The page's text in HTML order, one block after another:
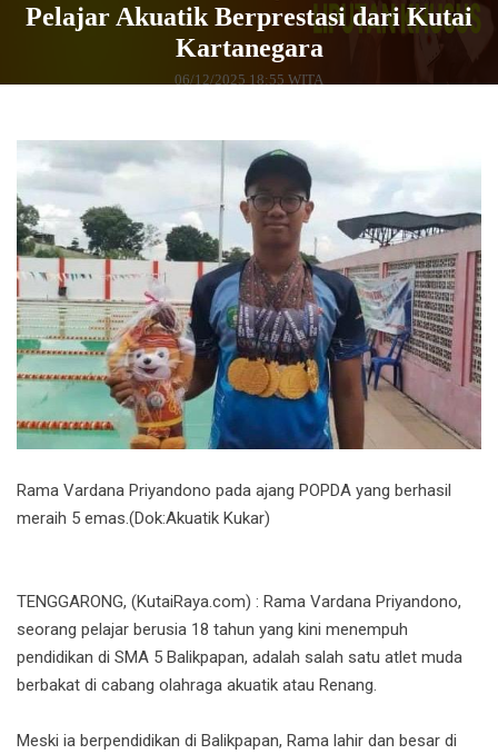
Pelajar Akuatik Berprestasi dari Kutai
Kartanegara
06/12/2025 18:55 WITA
Rama Vardana Priyandono pada ajang POPDA yang berhasil
meraih 5 emas.(Dok:Akuatik Kukar)
TENGGARONG, (KutaiRaya.com) : Rama Vardana Priyandono,
seorang pelajar berusia 18 tahun yang kini menempuh
pendidikan di SMA 5 Balikpapan, adalah salah satu atlet muda
berbakat di cabang olahraga akuatik atau Renang.
Meski ia berpendidikan di Balikpapan, Rama lahir dan besar di